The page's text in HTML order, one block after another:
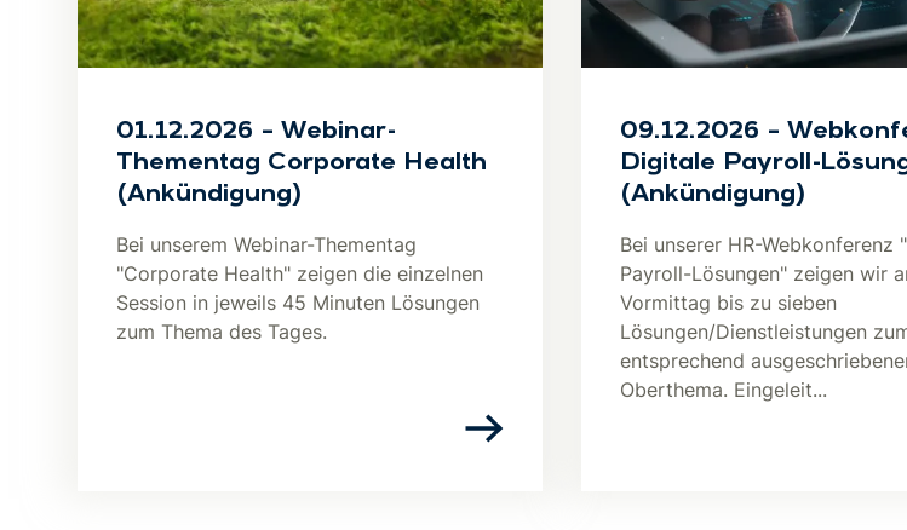
01.12.2026 – Webinar-
Thementag Corporate Health
(Ankündigung)
Bei unserem Webinar-Thementag
"Corporate Health" zeigen die einzelnen
Session in jeweils 45 Minuten Lösungen
zum Thema des Tages.
09.12.2026 –
Digitale Payroll-
(Ankündigung)
Bei unserer HR-Webkonferenz
Payroll-Lösungen" zeigen wir
Vormittag bis zu sieben
Lösungen/Dienstleistungen
entsprechend
Oberthema. Eingeleit...